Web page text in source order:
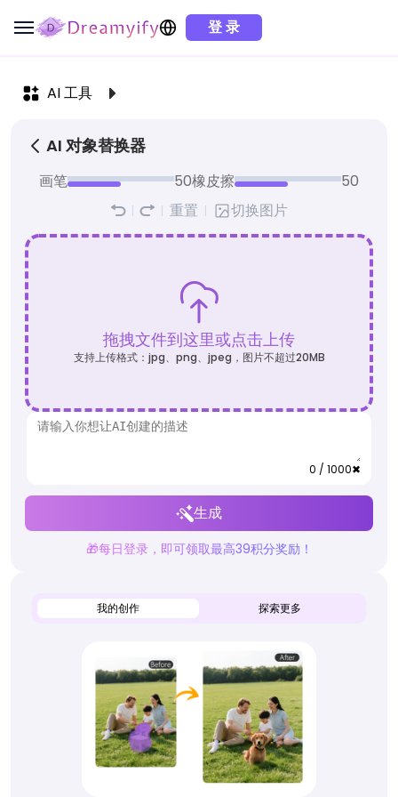
登 录
AI 工具
AI 对象替换器
画笔 50橡皮擦
50
重置
切换图片
拖拽文件到这里或点击上传
支持上传格式：jpg、png、jpeg，图片不超过20MB
0 / 1000✖
生成
🎁每日登录，即可领取最高39积分奖励！
我的创作 探索更多